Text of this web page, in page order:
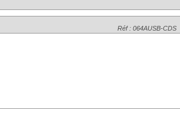
Réf : 064AUSB-CDS